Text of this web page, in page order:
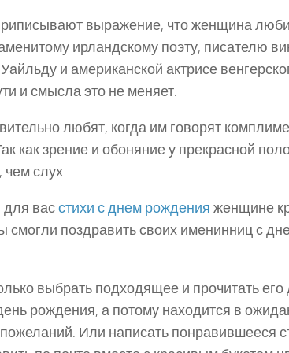
выражение, что женщина
ирландскому поэту, писателю
и американской актрисе
и смысла это не меняет.
любят, когда им говорят
как зрение и обоняние у прекрасной
чем слух.
васстихи с днем рождения женщине
смогли поздравить своих именинниц с
выбрать подходящее и прочитать его
рождения, а потому находится в
Или написать понравившееся